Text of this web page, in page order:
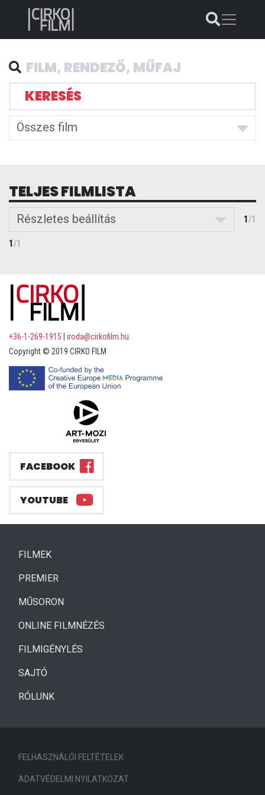
KERESÉS
Összes film
TELJES FILMLISTA
Részletes beállítás 1/1
1/1
+36-1-269-1915
iroda@cirkofilm.hu
Copyright © 2019 CIRKO FILM
FACEBOOK
YOUTUBE
FILMEK(CURRENT)
PREMIER
MŰSORON
ONLINE FILMNÉZÉS
FILMIGÉNYLÉS
SAJTÓ
RÓLUNK
FELHASZNÁLÓI FELTÉTELEK
ADATVÉDELMI NYILATKOZAT